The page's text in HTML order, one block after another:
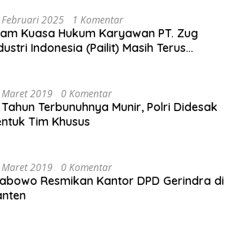
Februari 2025 1 Komentar
Kuasa Hukum Karyawan PT. Zug
Indonesia (Pailit) Masih Terus
Maret 2019 0 Komentar
Tahun Terbunuhnya Munir, Polri Didesak
Tim Khusus
Maret 2019 0 Komentar
Resmikan Kantor DPD Gerindra di